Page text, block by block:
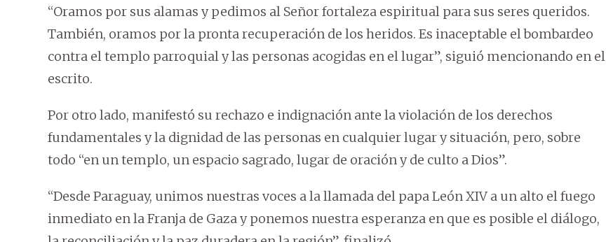
“Oramos por sus alamas y pedimos al Señor fortaleza espiritual para sus seres queridos.
También, oramos por la pronta recuperación de los heridos. Es inaceptable el bombardeo
contra el templo parroquial y las personas acogidas en el lugar”, siguió mencionando en el
escrito.
Por otro lado, manifestó su rechazo e indignación ante la violación de los derechos
fundamentales y la dignidad de las personas en cualquier lugar y situación, pero, sobre
todo “en un templo, un espacio sagrado, lugar de oración y de culto a Dios”.
“Desde Paraguay, unimos nuestras voces a la llamada del papa León XIV a un alto el fuego
inmediato en la Franja de Gaza y ponemos nuestra esperanza en que es posible el diálogo,